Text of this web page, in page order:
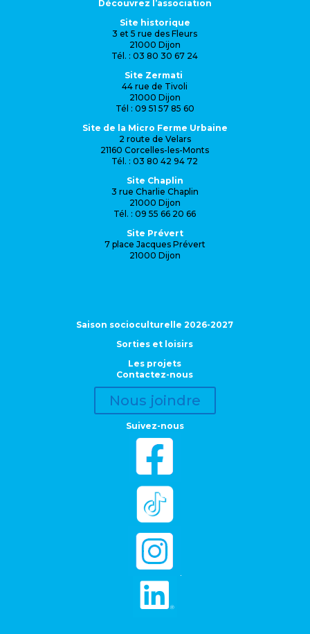
Découvrez l’association
Site historique
3 et 5 rue des Fleurs
21000 Dijon
Tél. : 03 80 30 67 24
Site Zermati
44 rue de Tivoli
21000 Dijon
Tél : 09 51 57 85 60
Site de la Micro Ferme Urbaine
2 route de Velars
21160 Corcelles-les-Monts
Tél. : 03 80 42 94 72
Site Chaplin
3 rue Charlie Chaplin
21000 Dijon
Tél. : 09 55 66 20 66
Site Prévert
7 place Jacques Prévert
21000 Dijon
Saison socioculturelle 2026-2027
Sorties et loisirs
Les projets
Contactez-nous
Nous joindre
Suivez-nous